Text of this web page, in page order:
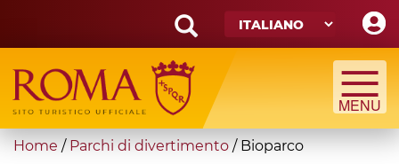
main
content
Search
form
Cerca
You
Home / Parchi di divertimento / Bioparco